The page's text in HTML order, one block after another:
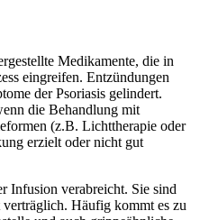
Medikamente, die in
eingreifen. Entzündungen
der Psoriasis gelindert.
die Behandlung mit
(z.B. Lichttherapie oder
erzielt oder nicht gut
Infusion verabreicht. Sie sind
Häufig kommt es zu